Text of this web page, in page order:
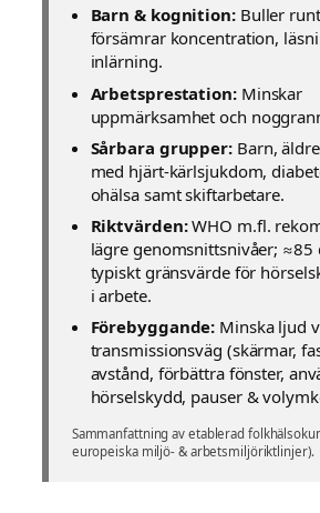
Barn & kognition:Buller
försämrar koncentration,
inlärning.
Arbetsprestation:Minskar
uppmärksamhet och
Sårbara grupper: Barn,
med hjärt‑kärlsjukdom,
ohälsa samt skiftarbetare.
Riktvärden:WHO m.fl.
lägre genomsnittsnivåer; ≈85
typiskt gränsvärde för
i arbete.
Förebyggande: Minska ljud
transmissionsväg (skärmar,
avstånd, förbättra fönster,
hörselskydd, pauser &
Sammanfattning av etablerad
europeiska miljö- & arbetsmiljöriktlinjer).